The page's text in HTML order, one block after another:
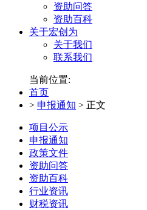
资助问答
资助百科
关于宏创为
关于我们
联系我们
当前位置:
首页
> 申报通知 > 正文
项目公示
申报通知
政策文件
资助问答
资助百科
行业资讯
财税资讯